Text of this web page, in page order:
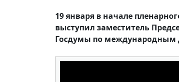
19 января в начале
выступил заместитель
Госдумы по международным